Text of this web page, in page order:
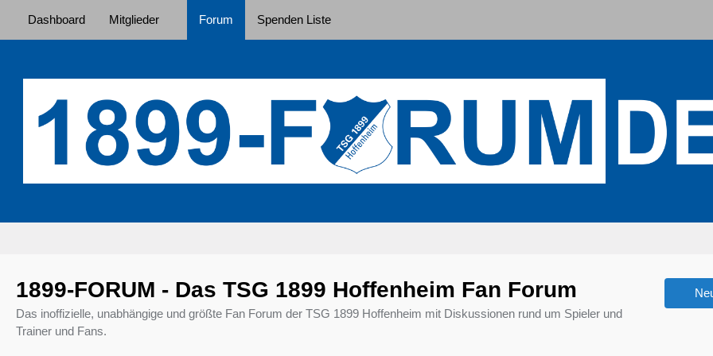
Dashboard Mitglieder Forum Spenden Liste
1899-FORUM - Das TSG 1899 Hoffenheim Fan Forum
Das inoffizielle, unabhängige und größte Fan Forum der TSG 1899 Hoffenheim mit Diskussionen rund um Spieler und
Trainer und Fans.